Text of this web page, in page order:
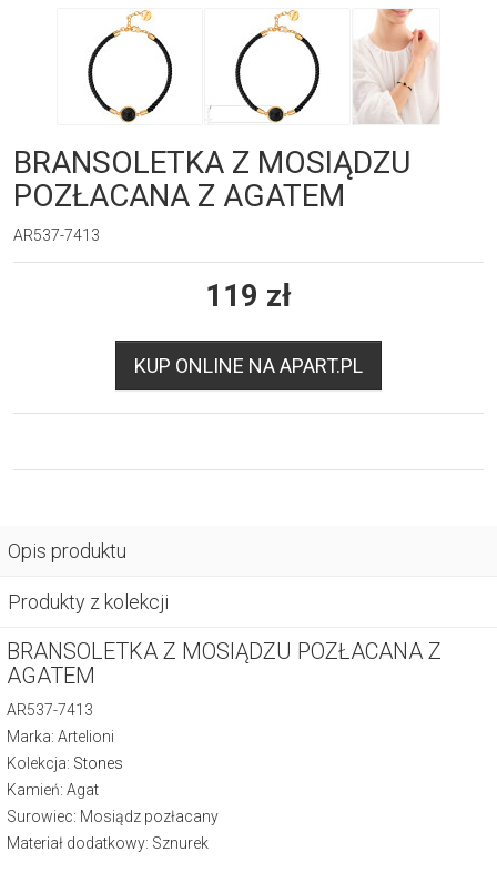
BRANSOLETKA Z MOSIĄDZU
POZŁACANA Z AGATEM
AR537-7413
119 zł
KUP ONLINE NA APART.PL
Opis produktu
Produkty z kolekcji
BRANSOLETKA Z MOSIĄDZU POZŁACANA Z
AGATEM
AR537-7413
Marka: Artelioni
Kolekcja: Stones
Kamień: Agat
Surowiec: Mosiądz pozłacany
Materiał dodatkowy: Sznurek